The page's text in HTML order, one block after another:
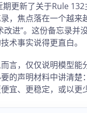
期更新了关于Rule
，焦点落在一个越
改进”。这份备忘录并
术事实说得更直白。
言，仅仅说明模型
的声明材料中讲清
宜、更稳定，或以更